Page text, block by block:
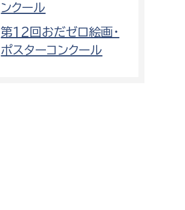
ンクール
第12回おだゼロ絵画・
ポスターコンクール